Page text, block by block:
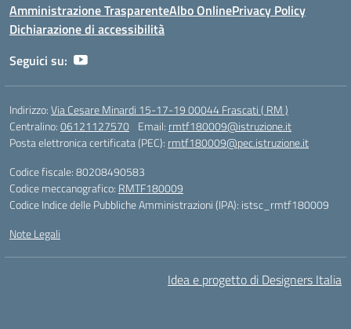
Amministrazione TrasparenteAlbo OnlinePrivacy Policy
Dichiarazione di accessibilità
Seguici su:
Indirizzo:Via Cesare Minardi 15-17-19 00044 Frascati ( RM )
Centralino:06121127570 Email: rmtf180009@istruzione.it
Posta elettronica certificata (PEC): rmtf180009@pec.istruzione.it
Codice fiscale: 80208490583
Codice meccanografico: RMTF180009
Codice Indice delle Pubbliche Amministrazioni (IPA): istsc_rmtf180009
Note Legali
Idea e progetto di Designers Italia